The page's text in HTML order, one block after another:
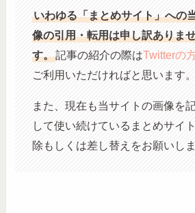
いわゆる「まとめサイト」への
像の引用・転用は申し訳ありま
す。記事の紹介の際はTwitterの
ご利用いただければと思います。
また、現在も当サイトの画像を
して使い続けているまとめサイ
除もしくは差し替えをお願いしま